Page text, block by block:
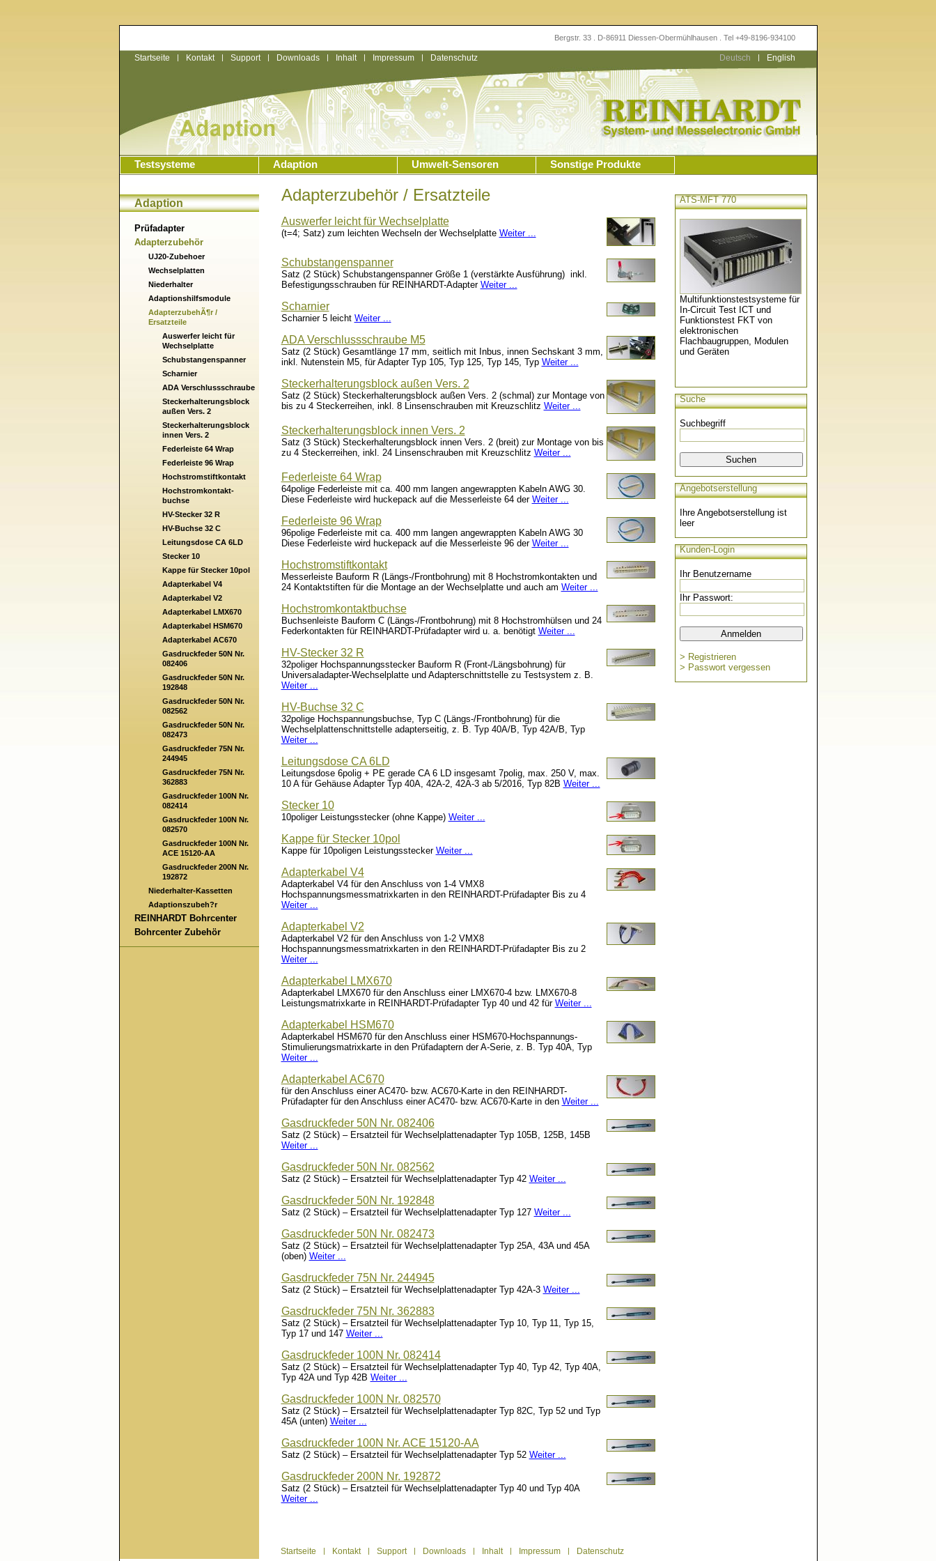
Bergstr. 33 . D-86911 Diessen-Obermühlhausen . Tel +49-8196-934100
Startseite | Kontakt | Support | Downloads | Inhalt | Impressum | Datenschutz Deutsch | English
Testsysteme Adaption Umwelt-Sensoren Sonstige Produkte
Adaption
Prüfadapter
Adapterzubehör
UJ20-Zubehoer
Wechselplatten
Niederhalter
Adaptionshilfsmodule
AdapterzubehÃ¶r /
Ersatzteile
Auswerfer leicht für
Wechselplatte
Schubstangenspanner
Scharnier
ADA Verschlussschraube
Steckerhalterungsblock
außen Vers. 2
Steckerhalterungsblock
innen Vers. 2
Federleiste 64 Wrap
Federleiste 96 Wrap
Hochstromstiftkontakt
Hochstromkontakt-
buchse
HV-Stecker 32 R
HV-Buchse 32 C
Leitungsdose CA 6LD
Stecker 10
Kappe für Stecker 10pol
Adapterkabel V4
Adapterkabel V2
Adapterkabel LMX670
Adapterkabel HSM670
Adapterkabel AC670
Gasdruckfeder 50N Nr.
082406
Gasdruckfeder 50N Nr.
192848
Gasdruckfeder 50N Nr.
082562
Gasdruckfeder 50N Nr.
082473
Gasdruckfeder 75N Nr.
244945
Gasdruckfeder 75N Nr.
362883
Gasdruckfeder 100N Nr.
082414
Gasdruckfeder 100N Nr.
082570
Gasdruckfeder 100N Nr.
ACE 15120-AA
Gasdruckfeder 200N Nr.
192872
Niederhalter-Kassetten
Adaptionszubeh?r
REINHARDT Bohrcenter
Bohrcenter Zubehör
Adapterzubehör / Ersatzteile
Auswerfer leicht für Wechselplatte
(t=4; Satz) zum leichten Wechseln der Wechselplatte Weiter ...
Schubstangenspanner
Satz (2 Stück) Schubstangenspanner Größe 1 (verstärkte Ausführung) inkl.
Befestigungsschrauben für REINHARDT-Adapter Weiter ...
Scharnier
Scharnier 5 leicht Weiter ...
ADA Verschlussschraube M5
Satz (2 Stück) Gesamtlänge 17 mm, seitlich mit Inbus, innen Sechskant 3 mm,
inkl. Nutenstein M5, für Adapter Typ 105, Typ 125, Typ 145, Typ Weiter ...
Steckerhalterungsblock außen Vers. 2
Satz (2 Stück) Steckerhalterungsblock außen Vers. 2 (schmal) zur Montage von
bis zu 4 Steckerreihen, inkl. 8 Linsenschrauben mit Kreuzschlitz Weiter ...
Steckerhalterungsblock innen Vers. 2
Satz (3 Stück) Steckerhalterungsblock innen Vers. 2 (breit) zur Montage von bis
zu 4 Steckerreihen, inkl. 24 Linsenschrauben mit Kreuzschlitz Weiter ...
Federleiste 64 Wrap
64polige Federleiste mit ca. 400 mm langen angewrappten Kabeln AWG 30.
Diese Federleiste wird huckepack auf die Messerleiste 64 der Weiter ...
Federleiste 96 Wrap
96polige Federleiste mit ca. 400 mm langen angewrappten Kabeln AWG 30
Diese Federleiste wird huckepack auf die Messerleiste 96 der Weiter ...
Hochstromstiftkontakt
Messerleiste Bauform R (Längs-/Frontbohrung) mit 8 Hochstromkontakten und
24 Kontaktstiften für die Montage an der Wechselplatte und auch am Weiter ...
Hochstromkontaktbuchse
Buchsenleiste Bauform C (Längs-/Frontbohrung) mit 8 Hochstromhülsen und 24
Federkontakten für REINHARDT-Prüfadapter wird u. a. benötigt Weiter ...
HV-Stecker 32 R
32poliger Hochspannungsstecker Bauform R (Front-/Längsbohrung) für
Universaladapter-Wechselplatte und Adapterschnittstelle zu Testsystem z. B.
Weiter ...
HV-Buchse 32 C
32polige Hochspannungsbuchse, Typ C (Längs-/Frontbohrung) für die
Wechselplattenschnittstelle adapterseitig, z. B. Typ 40A/B, Typ 42A/B, Typ
Weiter ...
Leitungsdose CA 6LD
Leitungsdose 6polig + PE gerade CA 6 LD insgesamt 7polig, max. 250 V, max.
10 A für Gehäuse Adapter Typ 40A, 42A-2, 42A-3 ab 5/2016, Typ 82B Weiter ...
Stecker 10
10poliger Leistungsstecker (ohne Kappe) Weiter ...
Kappe für Stecker 10pol
Kappe für 10poligen Leistungsstecker Weiter ...
Adapterkabel V4
Adapterkabel V4 für den Anschluss von 1-4 VMX8
Hochspannungsmessmatrixkarten in den REINHARDT-Prüfadapter Bis zu 4
Weiter ...
Adapterkabel V2
Adapterkabel V2 für den Anschluss von 1-2 VMX8
Hochspannungsmessmatrixkarten in den REINHARDT-Prüfadapter Bis zu 2
Weiter ...
Adapterkabel LMX670
Adapterkabel LMX670 für den Anschluss einer LMX670-4 bzw. LMX670-8
Leistungsmatrixkarte in REINHARDT-Prüfadapter Typ 40 und 42 für Weiter ...
Adapterkabel HSM670
Adapterkabel HSM670 für den Anschluss einer HSM670-Hochspannungs-
Stimulierungsmatrixkarte in den Prüfadaptern der A-Serie, z. B. Typ 40A, Typ
Weiter ...
Adapterkabel AC670
für den Anschluss einer AC470- bzw. AC670-Karte in den REINHARDT-
Prüfadapter für den Anschluss einer AC470- bzw. AC670-Karte in den Weiter ...
Gasdruckfeder 50N Nr. 082406
Satz (2 Stück) – Ersatzteil für Wechselplattenadapter Typ 105B, 125B, 145B
Weiter ...
Gasdruckfeder 50N Nr. 082562
Satz (2 Stück) – Ersatzteil für Wechselplattenadapter Typ 42 Weiter ...
Gasdruckfeder 50N Nr. 192848
Satz (2 Stück) – Ersatzteil für Wechselplattenadapter Typ 127 Weiter ...
Gasdruckfeder 50N Nr. 082473
Satz (2 Stück) – Ersatzteil für Wechselplattenadapter Typ 25A, 43A und 45A
(oben) Weiter ...
Gasdruckfeder 75N Nr. 244945
Satz (2 Stück) – Ersatzteil für Wechselplattenadapter Typ 42A-3 Weiter ...
Gasdruckfeder 75N Nr. 362883
Satz (2 Stück) – Ersatzteil für Wechselplattenadapter Typ 10, Typ 11, Typ 15,
Typ 17 und 147 Weiter ...
Gasdruckfeder 100N Nr. 082414
Satz (2 Stück) – Ersatzteil für Wechselplattenadapter Typ 40, Typ 42, Typ 40A,
Typ 42A und Typ 42B Weiter ...
Gasdruckfeder 100N Nr. 082570
Satz (2 Stück) – Ersatzteil für Wechselplattenadapter Typ 82C, Typ 52 und Typ
45A (unten) Weiter ...
Gasdruckfeder 100N Nr. ACE 15120-AA
Satz (2 Stück) – Ersatzteil für Wechselplattenadapter Typ 52 Weiter ...
Gasdruckfeder 200N Nr. 192872
Satz (2 Stück) – Ersatzteil für Wechselplattenadapter Typ 40 und Typ 40A
Weiter ...
ATS-MFT 770
Multifunktionstestsysteme für
In-Circuit Test ICT und
Funktionstest FKT von
elektronischen
Flachbaugruppen, Modulen
und Geräten
Suche
Suchbegriff
Angebotserstellung
Ihre Angebotserstellung ist
leer
Kunden-Login
Ihr Benutzername
Ihr Passwort:
> Registrieren
> Passwort vergessen
Startseite | Kontakt | Support | Downloads | Inhalt | Impressum | Datenschutz